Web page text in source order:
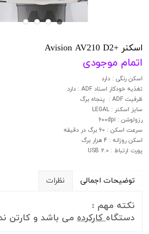
اسکنر +Avision AV210 D2
اتمام موجودی
اسکن رنگی : دارد
تغذیه خودکار اسناد ADF : دارد
ظرفیت ADF : پنجاه برگ
سایز اسکنر : LEGAL
رزولوشن : 600dpi
سرعت اسکن : 60 برگ در دقیقه
اسکن روزانه : 4 هزار برگ
پورت ارتباط : USB 2.0
توضیحات اجمالی نظرات
نکته مهم :
دستگاهکارکرده می باشد و کارتن